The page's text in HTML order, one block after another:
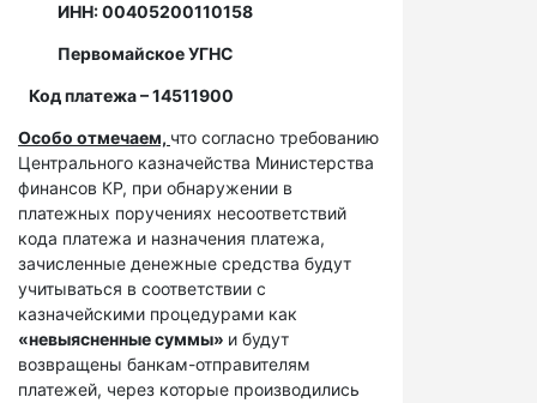
ИНН: 00405200110158
Первомайское УГНС
Код платежа – 14511900
Особо отмечаем, что согласно требованию
Центрального казначейства Министерства
финансов КР, при обнаружении в
платежных поручениях несоответствий
кода платежа и назначения платежа,
зачисленные денежные средства будут
учитываться в соответствии с
казначейскими процедурами как
«невыясненные суммы» и будут
возвращены банкам-отправителям
платежей, через которые производились